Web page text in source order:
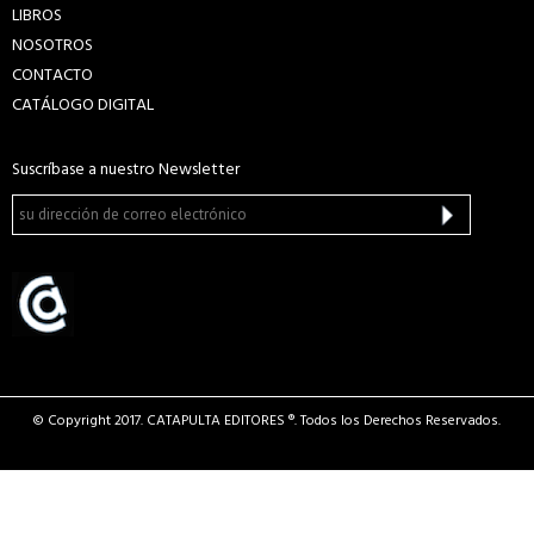
LIBROS
NOSOTROS
CONTACTO
CATÁLOGO DIGITAL
Suscríbase a nuestro Newsletter
© Copyright 2017. CATAPULTA EDITORES ®. Todos los Derechos Reservados.